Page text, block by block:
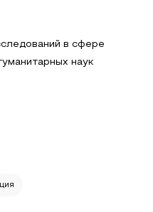
в сфере
наук